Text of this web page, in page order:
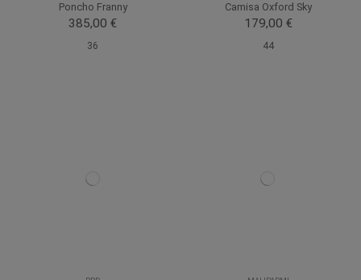
Poncho Franny
385,00 €
36
Camisa Oxford Sky
179,00 €
44